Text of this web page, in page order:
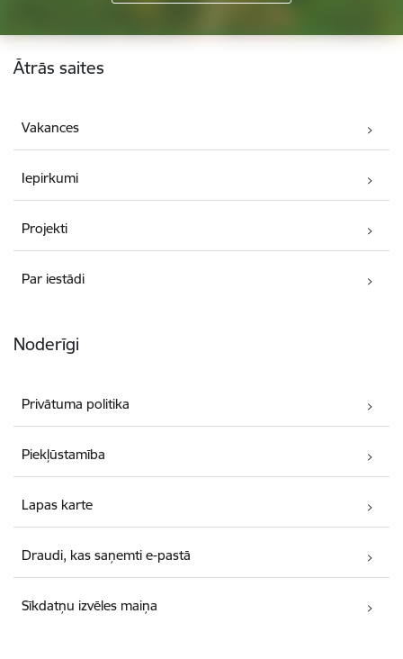
Kājene
Ātrās saites
Vakances
Iepirkumi
Projekti
Par iestādi
Noderīgi
Privātuma politika
Piekļūstamība
Lapas karte
Draudi, kas saņemti e-pastā
Sīkdatņu izvēles maiņa